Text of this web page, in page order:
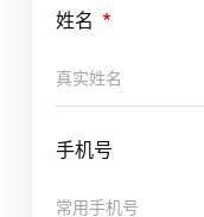
姓名
手机号